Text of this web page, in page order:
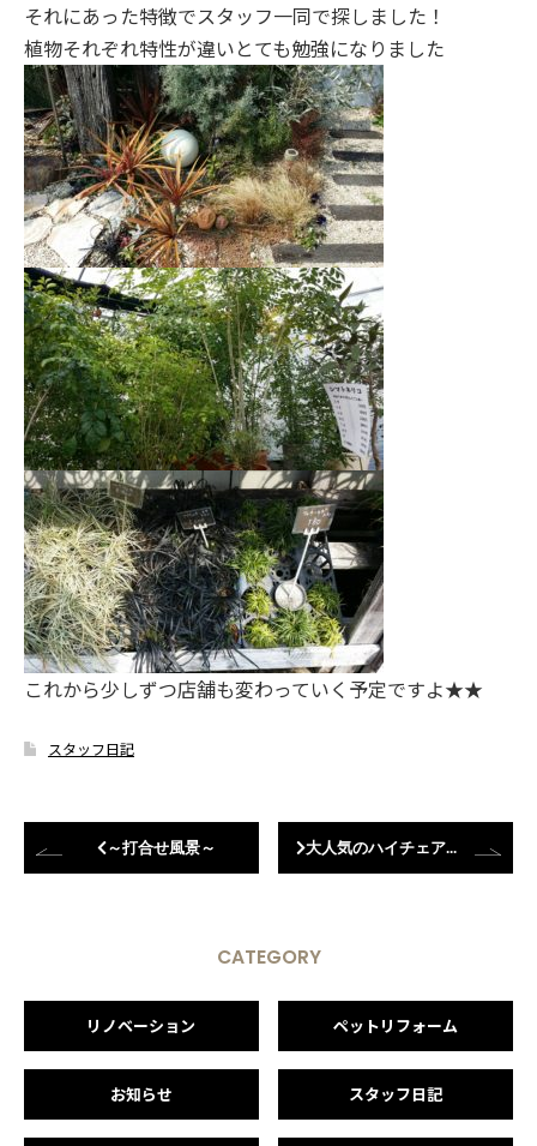
それにあった特徴でスタッフ一同で探しました！
植物それぞれ特性が違いとても勉強になりました
これから少しずつ店舗も変わっていく予定ですよ★★
スタッフ日記
～打合せ風景～ 大人気のハイチェアご紹介♪
CATEGORY
リノベーション ペットリフォーム
お知らせ スタッフ日記